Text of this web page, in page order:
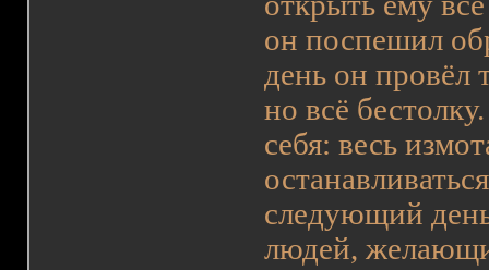
он поспешил
день он провёл
но всё
себя: весь
следующий
людей,